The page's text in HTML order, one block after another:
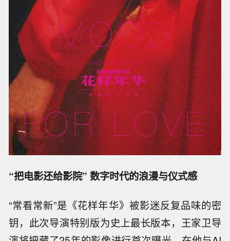
“把电影还给影院” 数字时代的浪漫与仪式感
“常看常新”是《花样年华》被影迷反复品味的密
钥，此次导演特别版为史上最长版本，王家卫导